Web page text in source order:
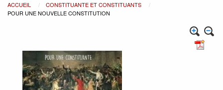
ACCUEIL
CONSTITUANTE ET CONSTITUANTS
POUR UNE NOUVELLE CONSTITUTION